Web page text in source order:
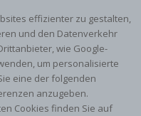
effizienter zu gestalten,
und den Datenverkehr
wie Google-
um personalisierte
eine der folgenden
anzugeben.
Cookies finden Sie auf